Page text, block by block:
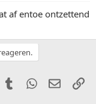
af entoe ontzettend
Tumblr WhatsApp
E-mail